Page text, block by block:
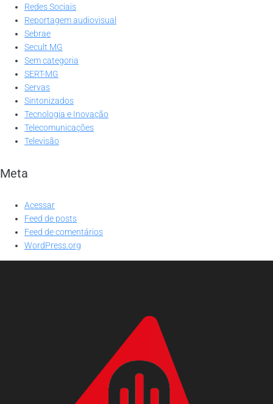
Redes Sociais
Reportagem audiovisual
Sebrae
Secult MG
Sem categoria
SERT-MG
Servas
Sintonizados
Tecnologia e Inovação
Telecomunicações
Televisão
Meta
Acessar
Feed de posts
Feed de comentários
WordPress.org